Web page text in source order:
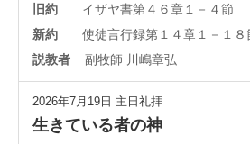
旧約
イザヤ書第４６章１－４節
新約
使徒言行録第１４章１－１８
説教者
副牧師 川嶋章弘
2026年7月19日 主日礼拝
生きている者の神